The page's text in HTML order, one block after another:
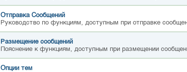
Отправка Сообщений
Руководство по функциям, доступным при отправке
Размещение сообщений
Пояснение к функциям, доступным при размещении
Опции тем